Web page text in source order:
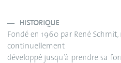
HISTORIQUE
Fondé en 1960 par René
continuellement
développé jusqu’à prendre sa